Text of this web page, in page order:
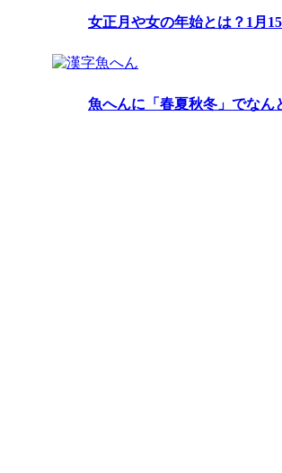
女正月や女の年始とは？1月
魚へんに「春夏秋冬」でなん